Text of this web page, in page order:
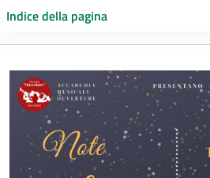
Indice della pagina